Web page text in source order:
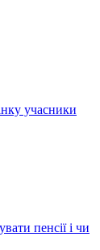
учасники
пенсії і чи